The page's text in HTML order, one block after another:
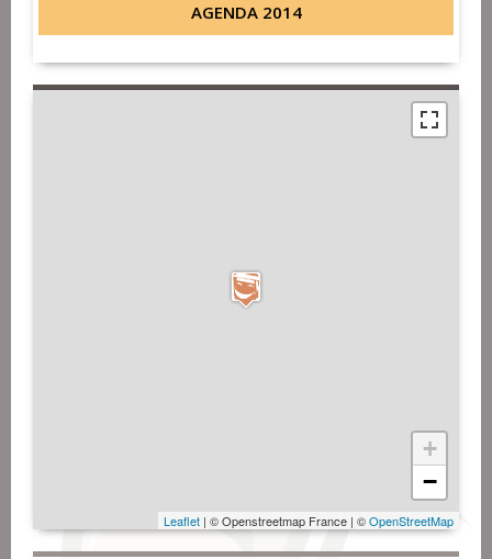
AGENDA 2014
+
−
Leaflet | © Openstreetmap France | ©OpenStreetMap